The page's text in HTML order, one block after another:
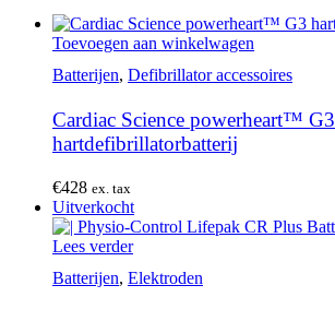
Toevoegen aan winkelwagen
Batterijen, Defibrillator accessoires
Cardiac Science powerheart™ G3
hartdefibrillatorbatterij
€428 ex. tax
Uitverkocht
Lees verder
Batterijen, Elektroden